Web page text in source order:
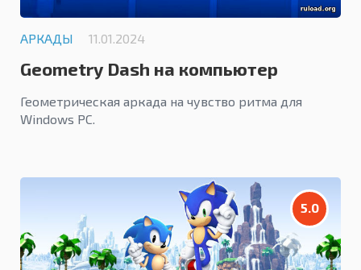
АРКАДЫ 11.01.2024
Geometry Dash на компьютер
Геометрическая аркада на чувство ритма для
Windows PC.
5.0